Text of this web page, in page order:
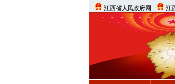
江西省人民政府网 江